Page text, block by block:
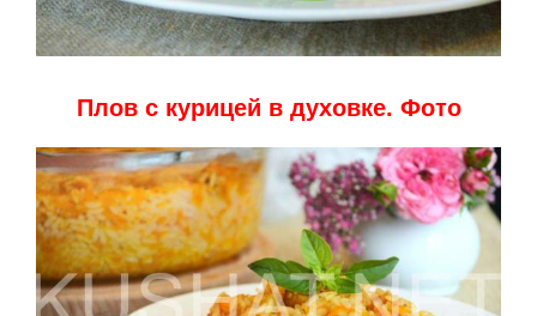
Плов с курицей в духовке. Фото